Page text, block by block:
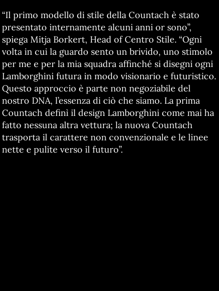
“Il primo modello di stile della Countach è stato
presentato internamente alcuni anni or sono”,
spiega Mitja Borkert, Head of Centro Stile. “Ogni
volta in cui la guardo sento un brivido, uno stimolo
per me e per la mia squadra affinché si disegni ogni
Lamborghini futura in modo visionario e futuristico.
Questo approccio è parte non negoziabile del
nostro DNA, l’essenza di ciò che siamo. La prima
Countach definì il design Lamborghini come mai ha
fatto nessuna altra vettura; la nuova Countach
trasporta il carattere non convenzionale e le linee
nette e pulite verso il futuro”.